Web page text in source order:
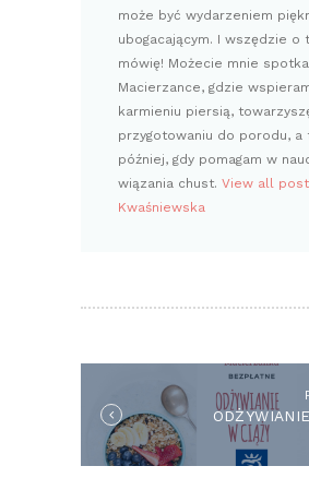
może być wydarzeniem
ubogacającym. I wszędzie o
mówię! Możecie mnie
Macierzance, gdzie
karmieniu piersią,
przygotowaniu do porodu, a
później, gdy pomagam w
wiązania chust. View all
Kwaśniewska